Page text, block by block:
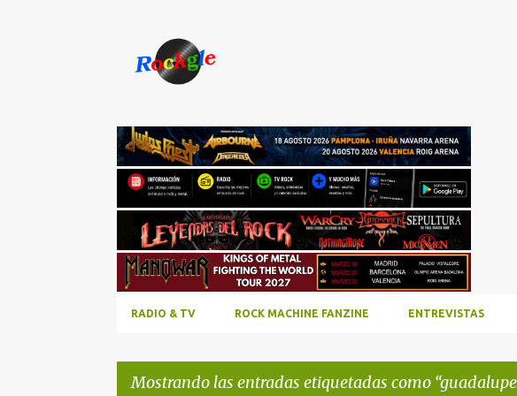
RADIO & TV ROCK MACHINE FANZINE ENTREVISTAS
Mostrando las entradas etiquetadas como guadalupe